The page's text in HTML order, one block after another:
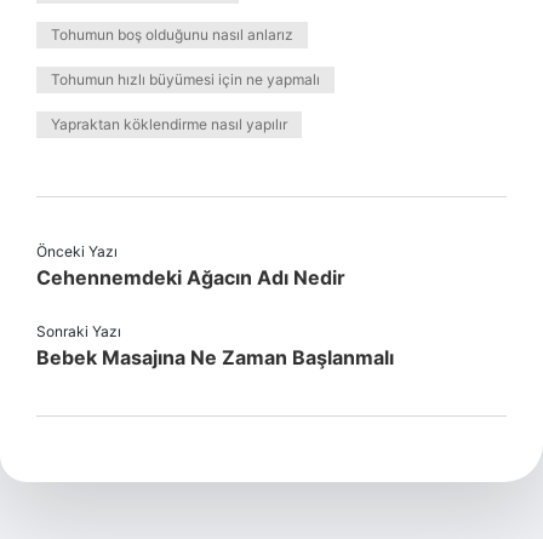
Tohumun boş olduğunu nasıl anlarız
Tohumun hızlı büyümesi için ne yapmalı
Yapraktan köklendirme nasıl yapılır
Önceki Yazı
Cehennemdeki Ağacın Adı Nedir
Sonraki Yazı
Bebek Masajına Ne Zaman Başlanmalı